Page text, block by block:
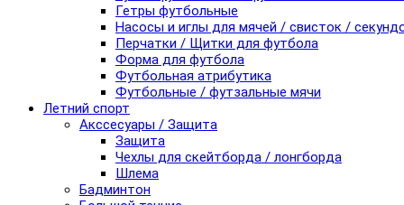
Гетры футбольные
Насосы и иглы для мячей / свисток /
Перчатки / Щитки для футбола
Форма для футбола
Футбольная атрибутика
Футбольные / футзальные мячи
Летний спорт
Акссесуары / Защита
Защита
Чехлы для скейтборда / лонгборда
Шлема
Бадминтон